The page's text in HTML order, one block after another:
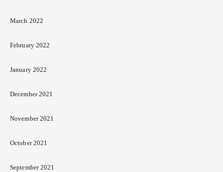
March 2022
February 2022
January 2022
December 2021
November 2021
October 2021
September 2021